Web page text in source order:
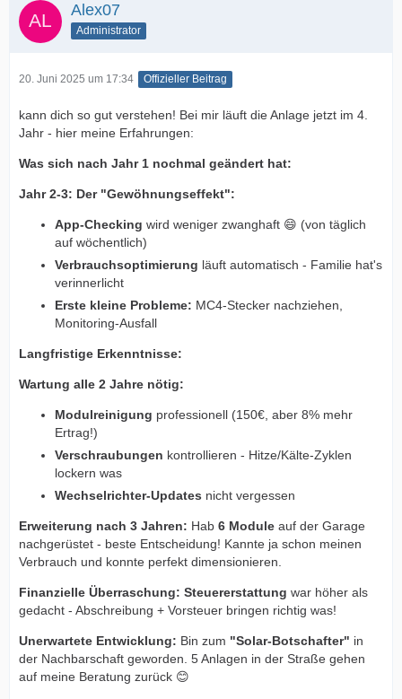
Alex07
Administrator
20. Juni 2025 um 17:34 Offizieller Beitrag
kann dich so gut verstehen! Bei mir läuft die Anlage jetzt im 4.
Jahr - hier meine Erfahrungen:
Was sich nach Jahr 1 nochmal geändert hat:
Jahr 2-3: Der "Gewöhnungseffekt":
App-Checking wird weniger zwanghaft 😄 (von täglich
auf wöchentlich)
Verbrauchsoptimierung läuft automatisch - Familie hat's
verinnerlicht
Erste kleine Probleme: MC4-Stecker nachziehen,
Monitoring-Ausfall
Langfristige Erkenntnisse:
Wartung alle 2 Jahre nötig:
Modulreinigung professionell (150€, aber 8% mehr
Ertrag!)
Verschraubungen kontrollieren - Hitze/Kälte-Zyklen
lockern was
Wechselrichter-Updates nicht vergessen
Erweiterung nach 3 Jahren: Hab 6 Module auf der Garage
nachgerüstet - beste Entscheidung! Kannte ja schon meinen
Verbrauch und konnte perfekt dimensionieren.
Finanzielle Überraschung: Steuererstattung war höher als
gedacht - Abschreibung + Vorsteuer bringen richtig was!
Unerwartete Entwicklung: Bin zum "Solar-Botschafter" in
der Nachbarschaft geworden. 5 Anlagen in der Straße gehen
auf meine Beratung zurück 😊